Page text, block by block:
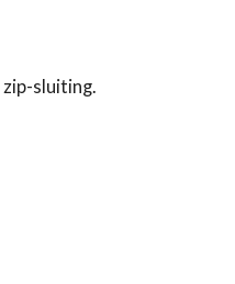
sluiting.